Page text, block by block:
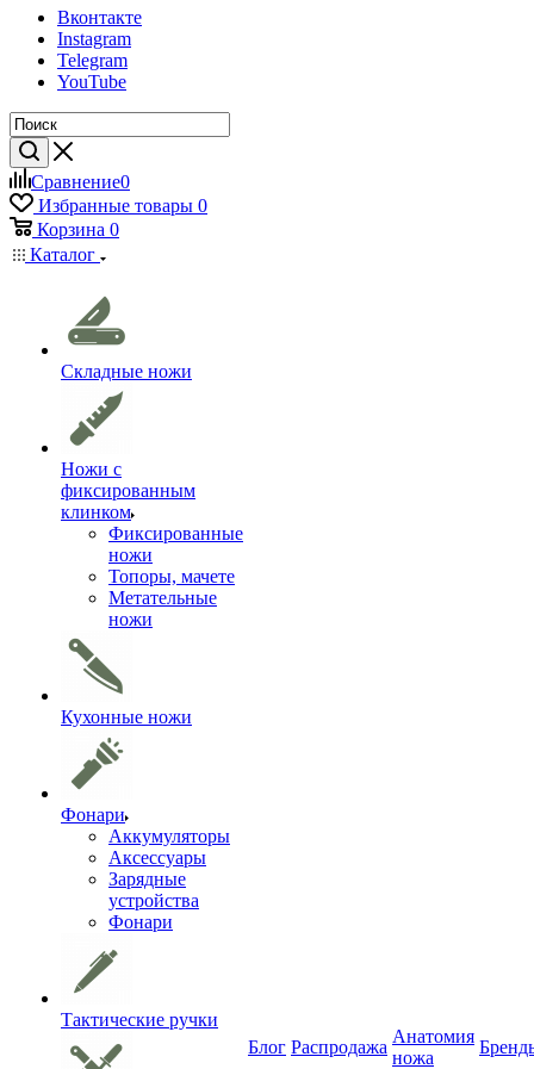
Вконтакте
Instagram
Telegram
YouTube
Сравнение0
Избранные товары 0
Корзина 0
Каталог
Складные ножи
Ножи с
фиксированным
клинком
Фиксированные
ножи
Топоры, мачете
Метательные
ножи
Кухонные ножи
Фонари
Аккумуляторы
Аксессуары
Зарядные
устройства
Фонари
Тактические ручки
Блог Распродажа
Анатомия
ножа